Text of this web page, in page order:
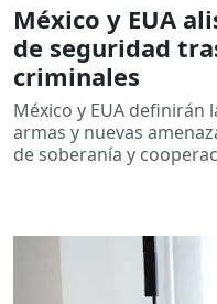
México y EUA
de seguridad
criminales
México y EUA
armas y nuevas
de soberanía y